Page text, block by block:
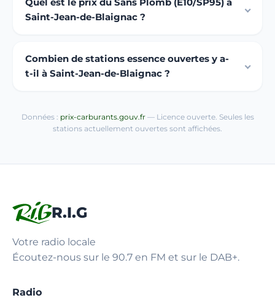
Saint-Jean-de-Blaignac ?
Combien de stations essence ouvertes y a-
t-il à Saint-Jean-de-Blaignac ?
Données : prix-carburants.gouv.fr— Licence ouverte. Seules les
stations actuellement ouvertes sont affichées.
R.I.G
Votre radio locale
Écoutez-nous sur le 90.7 en FM et sur le DAB+.
Radio